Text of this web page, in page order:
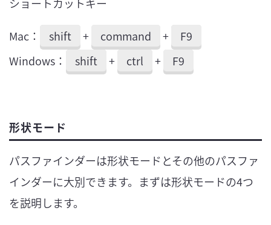
ショートカットキー
Mac： shift + command +
F9
Windows：
shift + ctrl + F9
形状モード
パスファインダーは形状モードとその他のパスファ
インダーに大別できます。まずは形状モードの4つ
を説明します。